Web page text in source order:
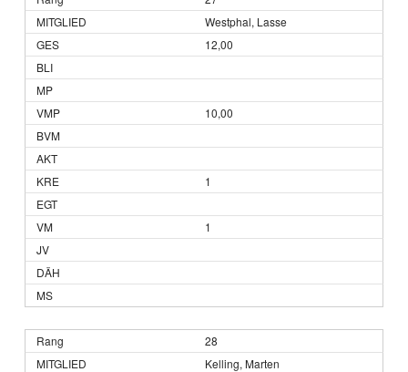
Westphal, Lasse
12,00
10,00
1
1
28
Kelling, Marten